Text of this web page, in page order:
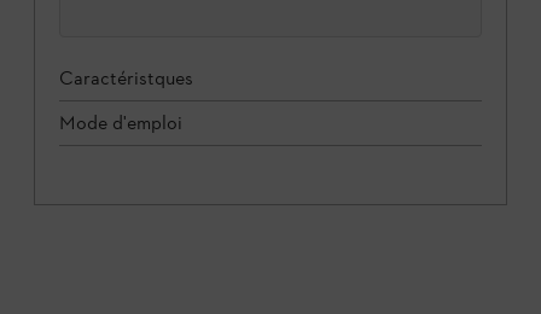
Caractéristques
Mode d'emploi